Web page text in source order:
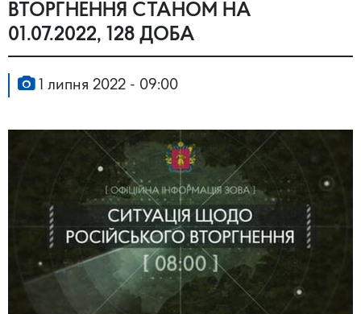
ВТОРГНЕННЯ СТАНОМ НА
01.07.2022, 128 ДОБА
1 липня 2022 - 09:00